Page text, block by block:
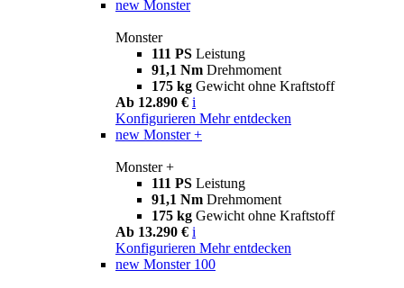
new Monster
Monster
111 PS Leistung
91,1 Nm Drehmoment
175 kg Gewicht ohne Kraftstoff
Ab 12.890 € i
Konfigurieren Mehr entdecken
new Monster +
Monster +
111 PS Leistung
91,1 Nm Drehmoment
175 kg Gewicht ohne Kraftstoff
Ab 13.290 € i
Konfigurieren Mehr entdecken
new Monster 100